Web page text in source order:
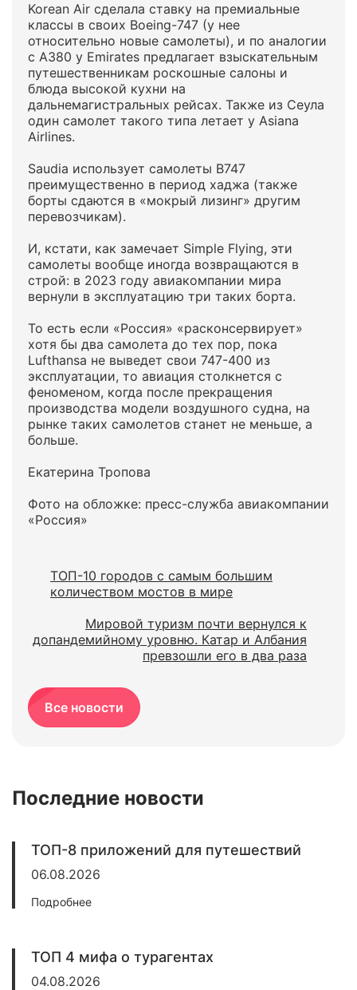
Korean Air сделала ставку на премиальные
классы в своих Boeing-747 (у нее
относительно новые самолеты), и по аналогии
с А380 у Emirates предлагает взыскательным
путешественникам роскошные салоны и
блюда высокой кухни на
дальнемагистральных рейсах. Также из Сеула
один самолет такого типа летает у Asiana
Airlines.
Saudia использует самолеты B747
преимущественно в период хаджа (также
борты сдаютcя в «мокрый лизинг» другим
перевозчикам).
И, кстати, как замечает Simple Flying, эти
самолеты вообще иногда возвращаются в
строй: в 2023 году авиакомпании мира
вернули в эксплуатацию три таких борта.
То есть если «Россия» «расконсервирует»
хотя бы два самолета до тех пор, пока
Lufthansa не выведет свои 747-400 из
эксплуатации, то авиация столкнется с
феноменом, когда после прекращения
производства модели воздушного судна, на
рынке таких самолетов станет не меньше, а
больше.
Екатерина Тропова
Фото на обложке: пресс-служба авиакомпании
«Россия»
ТОП-10 городов с самым большим
количеством мостов в мире
Мировой туризм почти вернулся к
допандемийному уровню. Катар и Албания
превзошли его в два раза
Все новости
Последние новости
ТОП-8 приложений для путешествий
06.08.2026
Подробнее
ТОП 4 мифа о турагентах
04.08.2026